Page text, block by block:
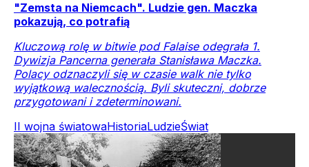
"Zemsta na Niemcach". Ludzie gen. Maczka
pokazują, co potrafią
Kluczową rolę w bitwie pod Falaise odegrała 1.
Dywizja Pancerna generała Stanisława Maczka.
Polacy odznaczyli się w czasie walk nie tylko
wyjątkową walecznością. Byli skuteczni, dobrze
przygotowani i zdeterminowani.
II wojna światowaHistoriaLudzieŚwiat